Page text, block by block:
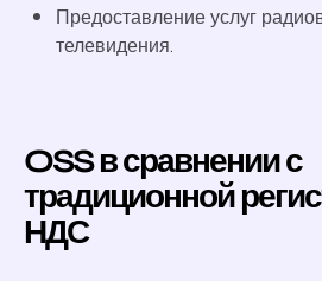
Предоставление услуг
телевидения.
OSS в сравнении с
традиционной
НДС